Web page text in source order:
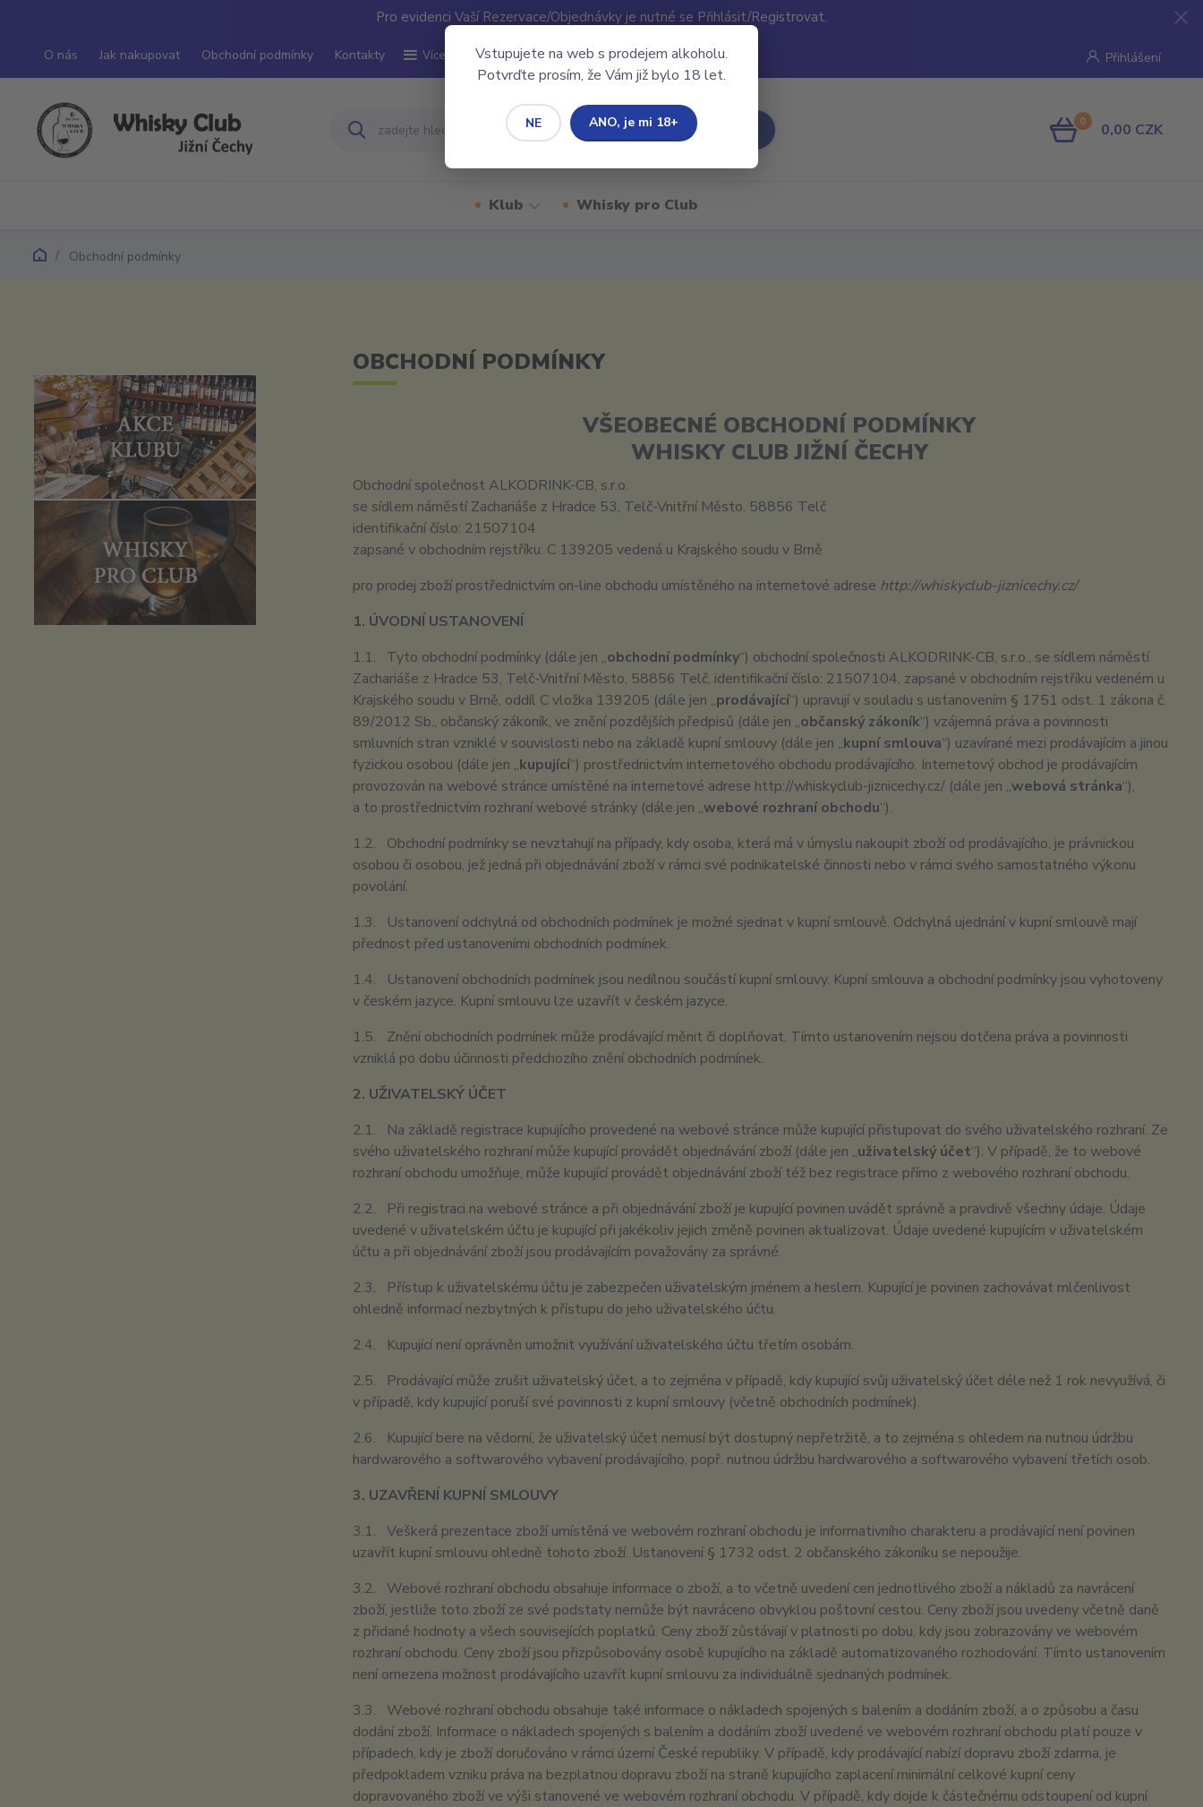
Pro evidenci Vaší Rezervace/Objednávky je nutné se Přihlásit/Registrovat.
Vstupujete na web s prodejem alkoholu.
Potvrďte prosím, že Vám již bylo 18 let.
NE ANO, je mi 18+
O nás Jak nakupovat Obchodní podmínky Kontakty Více Přihlášení
Hledat 0 0,00 CZK
Klub Whisky pro Club
Obchodní podmínky
OBCHODNÍ PODMÍNKY
VŠEOBECNÉ OBCHODNÍ PODMÍNKY
WHISKY CLUB JIŽNÍ ČECHY
Obchodní společnost ALKODRINK-CB, s.r.o.
se sídlem náměstí Zachariáše z Hradce 53, Telč-Vnitřní Město, 58856 Telč
identifikační číslo: 21507104
zapsané v obchodním rejstříku: C 139205 vedená u Krajského soudu v Brně
pro prodej zboží prostřednictvím on-line obchodu umístěného na internetové adrese http://whiskyclub-jiznicechy.cz/
1. ÚVODNÍ USTANOVENÍ
1.1. Tyto obchodní podmínky (dále jen „obchodní podmínky“) obchodní společnosti ALKODRINK-CB, s.r.o., se sídlem náměstí
Zachariáše z Hradce 53, Telč-Vnitřní Město, 58856 Telč, identifikační číslo: 21507104, zapsané v obchodním rejstříku vedeném u
Krajského soudu v Brně, oddíl C vložka 139205 (dále jen „prodávající“) upravují v souladu s ustanovením § 1751 odst. 1 zákona č.
89/2012 Sb., občanský zákoník, ve znění pozdějších předpisů (dále jen „občanský zákoník“) vzájemná práva a povinnosti
smluvních stran vzniklé v souvislosti nebo na základě kupní smlouvy (dále jen „kupní smlouva“) uzavírané mezi prodávajícím a jinou
fyzickou osobou (dále jen „kupující“) prostřednictvím internetového obchodu prodávajícího. Internetový obchod je prodávajícím
provozován na webové stránce umístěné na internetové adrese http://whiskyclub-jiznicechy.cz/ (dále jen „webová stránka“),
a to prostřednictvím rozhraní webové stránky (dále jen „webové rozhraní obchodu“).
1.2. Obchodní podmínky se nevztahují na případy, kdy osoba, která má v úmyslu nakoupit zboží od prodávajícího, je právnickou
osobou či osobou, jež jedná při objednávání zboží v rámci své podnikatelské činnosti nebo v rámci svého samostatného výkonu
povolání.
1.3. Ustanovení odchylná od obchodních podmínek je možné sjednat v kupní smlouvě. Odchylná ujednání v kupní smlouvě mají
přednost před ustanoveními obchodních podmínek.
1.4. Ustanovení obchodních podmínek jsou nedílnou součástí kupní smlouvy. Kupní smlouva a obchodní podmínky jsou vyhotoveny
v českém jazyce. Kupní smlouvu lze uzavřít v českém jazyce.
1.5. Znění obchodních podmínek může prodávající měnit či doplňovat. Tímto ustanovením nejsou dotčena práva a povinnosti
vzniklá po dobu účinnosti předchozího znění obchodních podmínek.
2. UŽIVATELSKÝ ÚČET
2.1. Na základě registrace kupujícího provedené na webové stránce může kupující přistupovat do svého uživatelského rozhraní. Ze
svého uživatelského rozhraní může kupující provádět objednávání zboží (dále jen „uživatelský účet“). V případě, že to webové
rozhraní obchodu umožňuje, může kupující provádět objednávání zboží též bez registrace přímo z webového rozhraní obchodu.
2.2. Při registraci na webové stránce a při objednávání zboží je kupující povinen uvádět správně a pravdivě všechny údaje. Údaje
uvedené v uživatelském účtu je kupující při jakékoliv jejich změně povinen aktualizovat. Údaje uvedené kupujícím v uživatelském
účtu a při objednávání zboží jsou prodávajícím považovány za správné.
2.3. Přístup k uživatelskému účtu je zabezpečen uživatelským jménem a heslem. Kupující je povinen zachovávat mlčenlivost
ohledně informací nezbytných k přístupu do jeho uživatelského účtu.
2.4. Kupující není oprávněn umožnit využívání uživatelského účtu třetím osobám.
2.5. Prodávající může zrušit uživatelský účet, a to zejména v případě, kdy kupující svůj uživatelský účet déle než 1 rok nevyužívá, či
v případě, kdy kupující poruší své povinnosti z kupní smlouvy (včetně obchodních podmínek).
2.6. Kupující bere na vědomí, že uživatelský účet nemusí být dostupný nepřetržitě, a to zejména s ohledem na nutnou údržbu
hardwarového a softwarového vybavení prodávajícího, popř. nutnou údržbu hardwarového a softwarového vybavení třetích osob.
3. UZAVŘENÍ KUPNÍ SMLOUVY
3.1. Veškerá prezentace zboží umístěná ve webovém rozhraní obchodu je informativního charakteru a prodávající není povinen
uzavřít kupní smlouvu ohledně tohoto zboží. Ustanovení § 1732 odst. 2 občanského zákoníku se nepoužije.
3.2. Webové rozhraní obchodu obsahuje informace o zboží, a to včetně uvedení cen jednotlivého zboží a nákladů za navrácení
zboží, jestliže toto zboží ze své podstaty nemůže být navráceno obvyklou poštovní cestou. Ceny zboží jsou uvedeny včetně daně
z přidané hodnoty a všech souvisejících poplatků. Ceny zboží zůstávají v platnosti po dobu, kdy jsou zobrazovány ve webovém
rozhraní obchodu. Ceny zboží jsou přizpůsobovány osobě kupujícího na základě automatizovaného rozhodování. Tímto ustanovením
není omezena možnost prodávajícího uzavřít kupní smlouvu za individuálně sjednaných podmínek.
3.3. Webové rozhraní obchodu obsahuje také informace o nákladech spojených s balením a dodáním zboží, a o způsobu a času
dodání zboží. Informace o nákladech spojených s balením a dodáním zboží uvedené ve webovém rozhraní obchodu platí pouze v
případech, kdy je zboží doručováno v rámci území České republiky. V případě, kdy prodávající nabízí dopravu zboží zdarma, je
předpokladem vzniku práva na bezplatnou dopravu zboží na straně kupujícího zaplacení minimální celkové kupní ceny
dopravovaného zboží ve výši stanovené ve webovém rozhraní obchodu. V případě, kdy dojde k částečnému odstoupení od kupní